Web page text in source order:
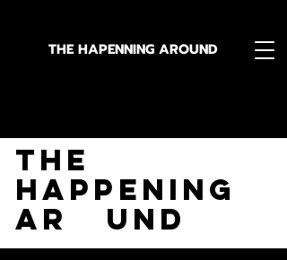
THE HAPENNING AROUND
The
Happening
Ar und